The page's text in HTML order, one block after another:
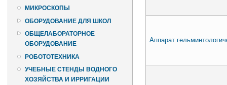
МИКРОСКОПЫ
ОБОРУДОВАНИЕ ДЛЯ ШКОЛ
ОБЩЕЛАБОРАТОРНОЕ
ОБОРУДОВАНИЕ
РОБОТОТЕХНИКА
УЧЕБНЫЕ СТЕНДЫ ВОДНОГО
ХОЗЯЙСТВА И ИРРИГАЦИИ
Аппарат